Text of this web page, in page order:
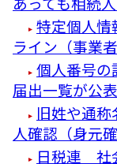
特定個人情
ライン（事業
個人番号の
届出一覧が公表
旧姓や通
人確認（身元
日税連 社